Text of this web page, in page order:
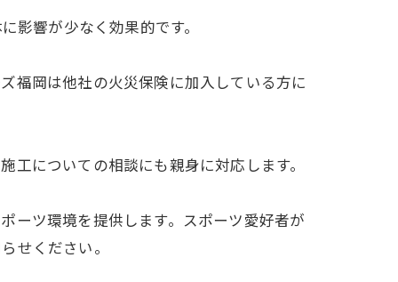
影響が少なく効果的です。
福岡は他社の火災保険に加入している方に
についての相談にも親身に対応します。
ーツ環境を提供します。スポーツ愛好者が
せください。